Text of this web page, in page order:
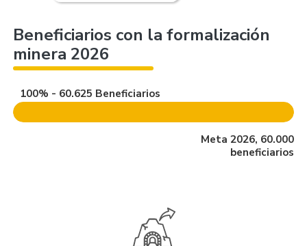
Beneficiarios con la formalización
minera 2026
100% - 60.625 Beneficiarios
Meta 2026, 60.000
beneficiarios